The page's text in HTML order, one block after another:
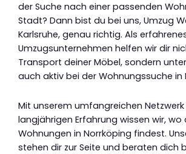
der Suche nach einer passenden
Stadt? Dann bist du bei uns, Umzug
Karlsruhe, genau richtig. Als
Umzugsunternehmen helfen wir dir
Transport deiner Möbel, sondern
auch aktiv bei der Wohnungssuche in
Mit unserem umfangreichen
langjährigen Erfahrung wissen wir,
Wohnungen in Norrköping findest.
stehen dir zur Seite und beraten dich